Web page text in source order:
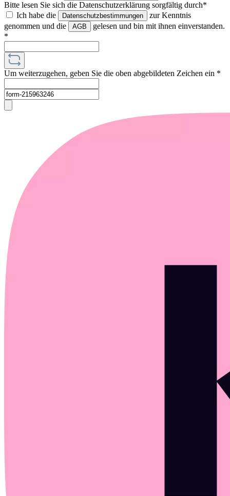
Bitte lesen Sie sich die Datenschutzerklärung sorgfältig durch*
Ich habe die
Datenschutzbestimmungen
zur Kenntnis
genommen und die
AGB
gelesen und bin mit ihnen einverstanden.
*
Um weiterzugehen, geben Sie die oben abgebildeten Zeichen ein *